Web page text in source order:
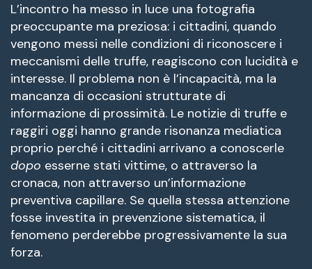
L’incontro ha messo in luce una fotografia
preoccupante ma preziosa: i cittadini, quando
vengono messi nelle condizioni di riconoscere i
meccanismi delle truffe, reagiscono con lucidità e
interesse. Il problema non è l’incapacità, ma la
mancanza di occasioni strutturate di
informazione di prossimità. Le notizie di truffe e
raggiri oggi hanno grande risonanza mediatica
proprio perché i cittadini arrivano a conoscerle
dopo esserne stati vittime, o attraverso la
cronaca, non attraverso un’informazione
preventiva capillare. Se quella stessa attenzione
fosse investita in prevenzione sistematica, il
fenomeno perderebbe progressivamente la sua
forza.